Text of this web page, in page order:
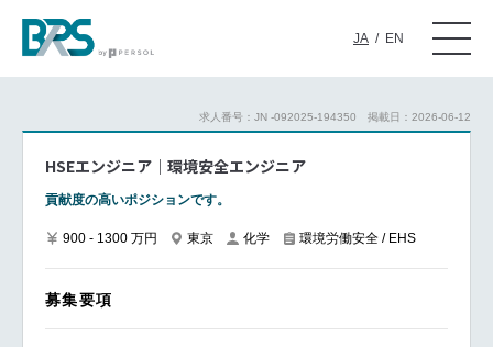
JA / EN
求人番号：JN -092025-194350 掲載日：2026-06-12
HSEエンジニア｜環境安全エンジニア
貢献度の高いポジションです。
900 - 1300 万円 東京 化学 環境労働安全 / EHS
募集要項